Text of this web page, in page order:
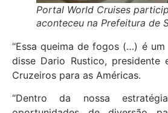
Portal World Cruises
aconteceu na Prefeitura de
“Essa queima de fogos (…) é um
disse Dario Rustico, presidente
Cruzeiros para as Américas.
“Dentro da nossa